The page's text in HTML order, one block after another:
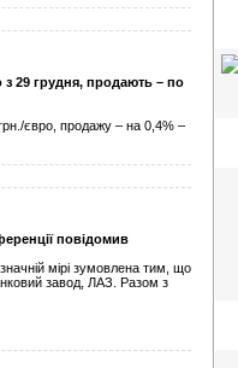
з 29 грудня, продають – по
євро, продажу – на 0,4% –
повідомив
мірі зумовлена тим, що
завод, ЛАЗ. Разом з